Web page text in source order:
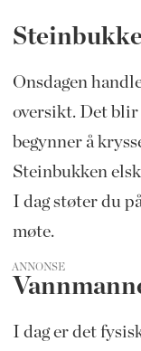
Onsdagen
oversikt. Det blir
begynner å
Steinbukken
I dag støter du
møte.
ANNONSE
I dag er det